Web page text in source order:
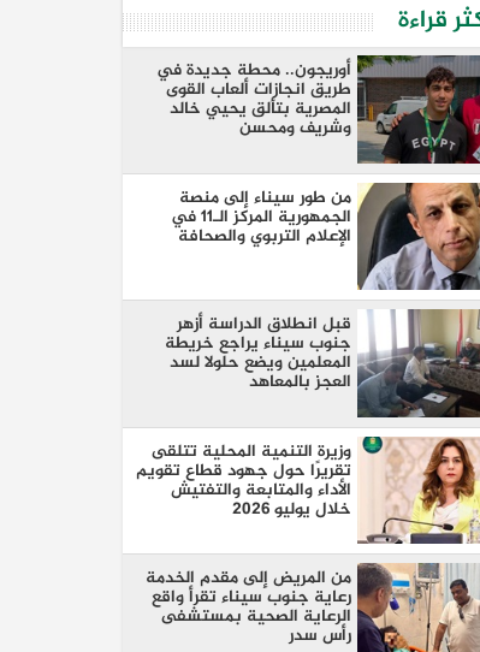
قراءة
أوريجون.. محطة جديدة في
طريق انجازات ألعاب القوى
المصرية بتألق يحيي خالد
وشريف ومحسن
من طور سيناء إلى منصة
الجمهورية المركز الـ11 في
الإعلام التربوي والصحافة
قبل انطلاق الدراسة أزهر
جنوب سيناء يراجع خريطة
المعلمين ويضع حلولا لسد
العجز بالمعاهد
وزيرة التنمية المحلية تتلقى
تقريرًا حول جهود قطاع تقويم
الأداء والمتابعة والتفتيش
خلال يوليو 2026
من المريض إلى مقدم الخدمة
رعاية جنوب سيناء تقرأ واقع
الرعاية الصحية بمستشفى
رأس سدر